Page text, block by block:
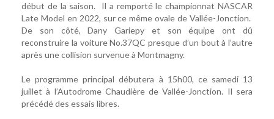
début de la saison. Il a remporté le championnat NASCAR
Late Model en 2022, sur ce même ovale de Vallée-Jonction.
De son côté, Dany Gariepy et son équipe ont dû
reconstruire la voiture No.37QC presque d’un bout à l’autre
après une collision survenue à Montmagny.
Le programme principal débutera à 15h00, ce samedi 13
juillet à l’Autodrome Chaudière de Vallée-Jonction. Il sera
précédé des essais libres.